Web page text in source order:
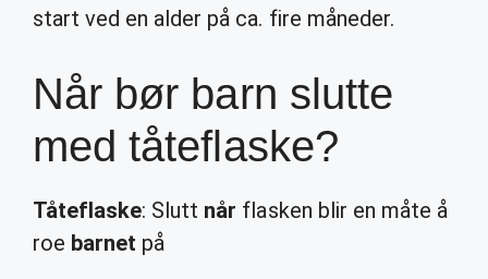
start ved en alder på ca. fire måneder.
Når bør barn slutte
med tåteflaske?
Tåteflaske: Slutt når flasken blir en måte å
roe barnet på